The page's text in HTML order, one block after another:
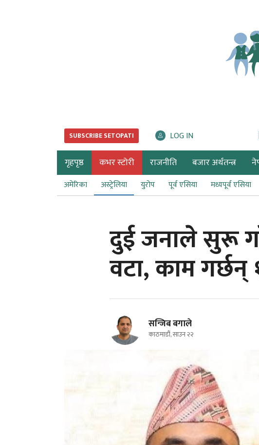
SUBSCRIBE SETOPATI LOG IN
गृहपृष्ठ कभर स्टोरी राजनीति बजार अर्थतन्त्र
अमेरिका अस्ट्रेलिया युरोप पूर्व एसिया मध्यपूर्व एसिया
दुई जनाले सुरू
वटा, काम
सन्जिब बगाले
काठमाडौं, साउन २२